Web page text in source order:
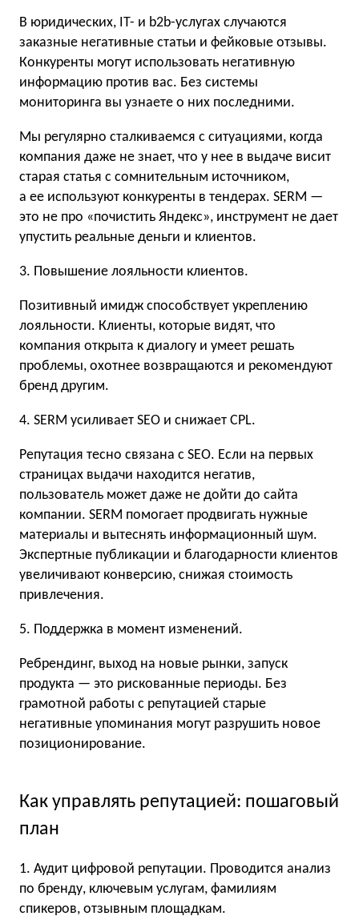
В юридических, IT- и b2b-услугах случаются
заказные негативные статьи и фейковые отзывы.
Конкуренты могут использовать негативную
информацию против вас. Без системы
мониторинга вы узнаете о них последними.
Мы регулярно сталкиваемся с ситуациями, когда
компания даже не знает, что у нее в выдаче висит
старая статья с сомнительным источником,
а ее используют конкуренты в тендерах. SERM —
это не про «почистить Яндекс», инструмент не дает
упустить реальные деньги и клиентов.
3. Повышение лояльности клиентов.
Позитивный имидж способствует укреплению
лояльности. Клиенты, которые видят, что
компания открыта к диалогу и умеет решать
проблемы, охотнее возвращаются и рекомендуют
бренд другим.
4. SERM усиливает SEO и снижает CPL.
Репутация тесно связана с SEO. Если на первых
страницах выдачи находится негатив,
пользователь может даже не дойти до сайта
компании. SERM помогает продвигать нужные
материалы и вытеснять информационный шум.
Экспертные публикации и благодарности клиентов
увеличивают конверсию, снижая стоимость
привлечения.
5. Поддержка в момент изменений.
Ребрендинг, выход на новые рынки, запуск
продукта — это рискованные периоды. Без
грамотной работы с репутацией старые
негативные упоминания могут разрушить новое
позиционирование.
Как управлять репутацией: пошаговый
план
1. Аудит цифровой репутации. Проводится анализ
по бренду, ключевым услугам, фамилиям
спикеров, отзывным площадкам.